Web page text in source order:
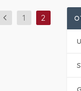
1 2